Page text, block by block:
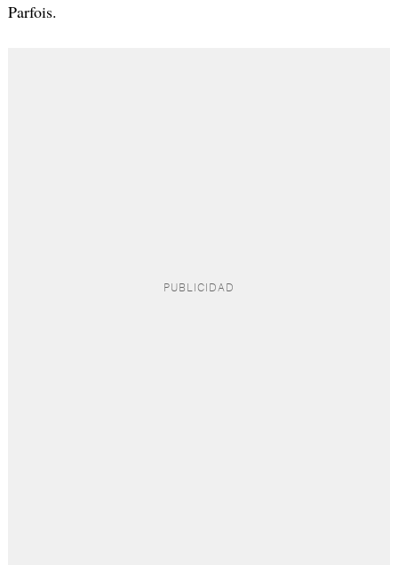
Parfois.